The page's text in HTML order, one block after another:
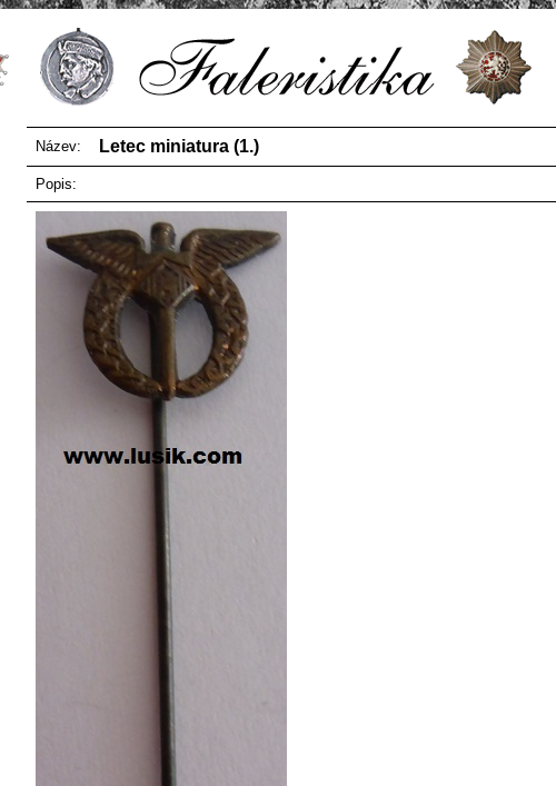
Název: Letec miniatura (1.)
Popis: